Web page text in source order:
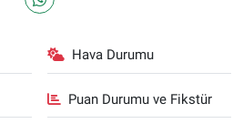
Hava Durumu
Puan Durumu ve Fikstür